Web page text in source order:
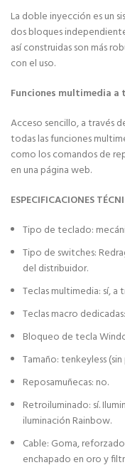
La doble inyección es un
dos bloques
así construidas son más
con el uso.
Funciones multimedia a
Acceso sencillo, a través
todas las funciones
como los comandos de
en una página web.
ESPECIFICACIONES
Tipo de teclado:
Tipo de switches:
del distribuidor.
Teclas multimedia: sí, a
Teclas macro
Bloqueo de tecla
Tamaño: tenkeyless
Reposamuñecas: no.
Retroiluminado: sí.
iluminación Rainbow.
Cable: Goma,
enchapado en oro y